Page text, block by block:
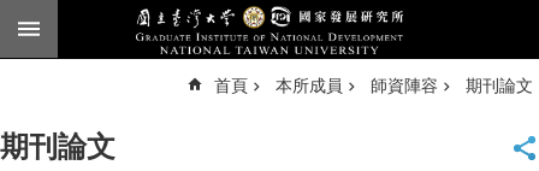
跳到主要內容區塊
臺
首頁 本所成員 師資陣容 期刊論文
期刊論文